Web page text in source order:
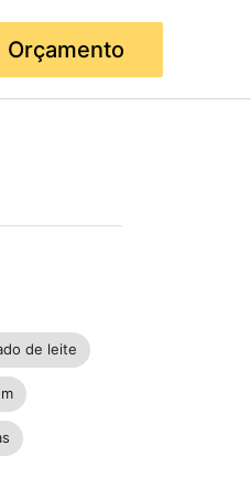
Orçamento
de leite